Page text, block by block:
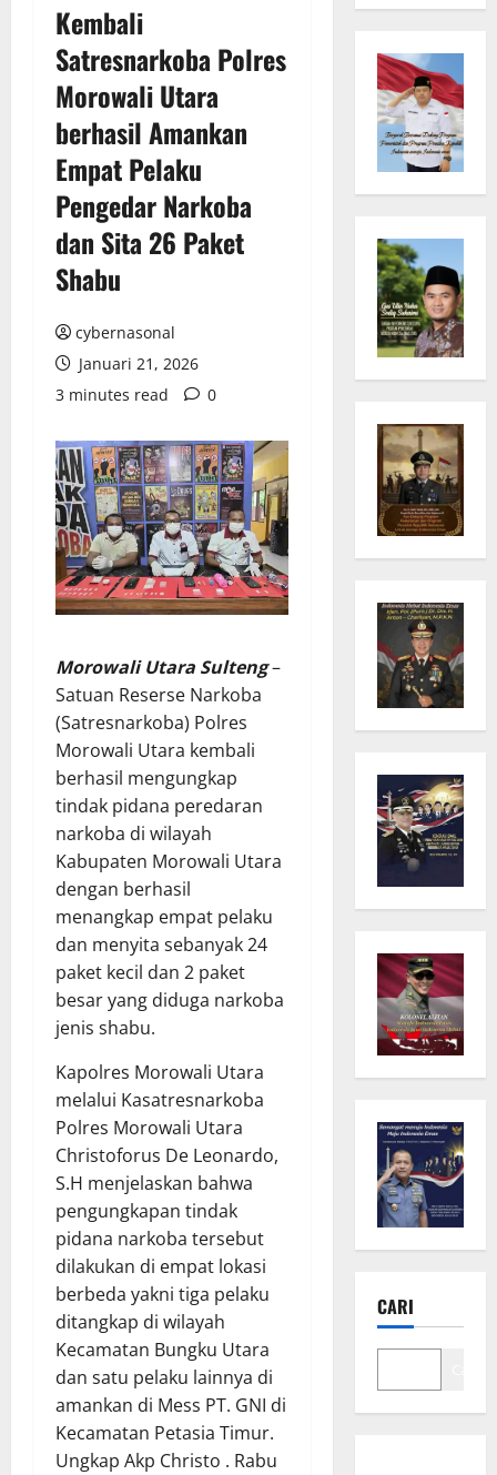
Kembali
Satresnarkoba Polres
Morowali Utara
berhasil Amankan
Empat Pelaku
Pengedar Narkoba
dan Sita 26 Paket
Shabu
cybernasonal
Januari 21, 2026
3 minutes read
0
Morowali Utara Sulteng–
Satuan Reserse Narkoba
(Satresnarkoba) Polres
Morowali Utara kembali
berhasil mengungkap
tindak pidana peredaran
narkoba di wilayah
Kabupaten Morowali Utara
dengan berhasil
menangkap empat pelaku
dan menyita sebanyak 24
paket kecil dan 2 paket
besar yang diduga narkoba
jenis shabu.
Kapolres Morowali Utara
melalui Kasatresnarkoba
Polres Morowali Utara
Christoforus De Leonardo,
S.H menjelaskan bahwa
pengungkapan tindak
pidana narkoba tersebut
dilakukan di empat lokasi
berbeda yakni tiga pelaku
ditangkap di wilayah
Kecamatan Bungku Utara
dan satu pelaku lainnya di
amankan di Mess PT. GNI di
Kecamatan Petasia Timur.
Ungkap Akp Christo . Rabu
CARI